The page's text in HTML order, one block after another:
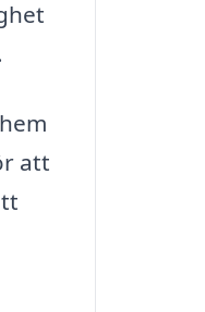
att